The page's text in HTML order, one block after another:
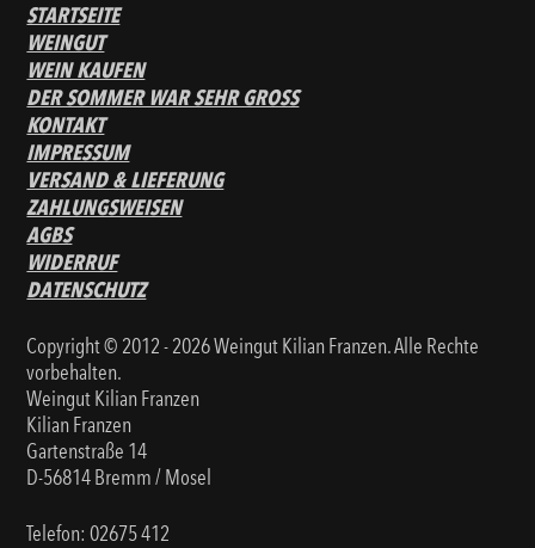
STARTSEITE
WEINGUT
WEIN KAUFEN
DER SOMMER WAR SEHR GROSS
KONTAKT
IMPRESSUM
VERSAND & LIEFERUNG
ZAHLUNGSWEISEN
AGBS
WIDERRUF
DATENSCHUTZ
Copyright © 2012 - 2026 Weingut Kilian Franzen. Alle Rechte
vorbehalten.
Weingut Kilian Franzen
Kilian Franzen
Gartenstraße 14
D-56814 Bremm / Mosel
Telefon:02675 412